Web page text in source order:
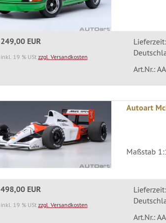
249,00 EUR
inkl. 19 % USt zzgl. Versandkosten
Art.Nr.:
Autoart
Maßstab
498,00 EUR
inkl. 19 % USt zzgl. Versandkosten
Art.Nr.: